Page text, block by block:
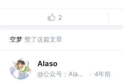
2
空梦 赞了这篇文章
Alaso
@公众号：Alasolala · 4年前